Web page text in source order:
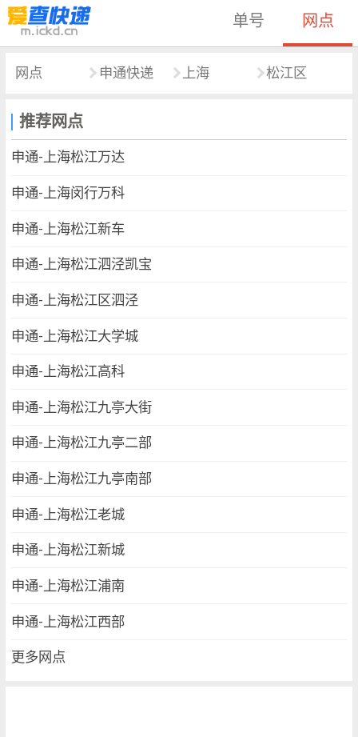
单号 网点
网点 申通快递 上海 松江区
推荐网点
申通-上海松江万达
申通-上海闵行万科
申通-上海松江新车
申通-上海松江泗泾凯宝
申通-上海松江区泗泾
申通-上海松江大学城
申通-上海松江高科
申通-上海松江九亭大街
申通-上海松江九亭二部
申通-上海松江九亭南部
申通-上海松江老城
申通-上海松江新城
申通-上海松江浦南
申通-上海松江西部
更多网点